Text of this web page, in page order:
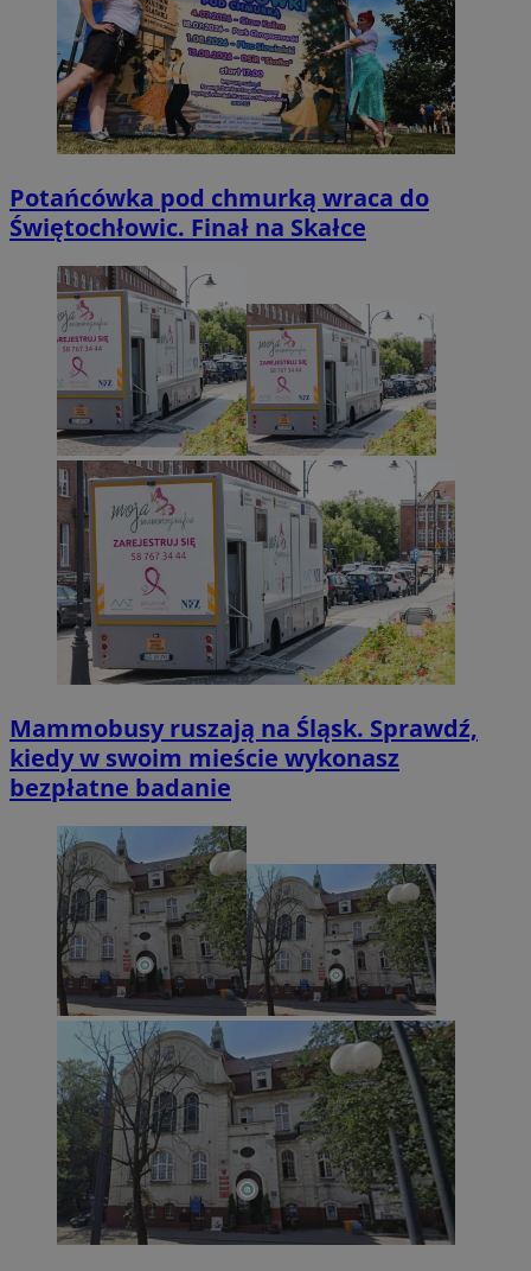
Potańcówka pod chmurką wraca do
Świętochłowic. Finał na Skałce
Mammobusy ruszają na Śląsk. Sprawdź,
kiedy w swoim mieście wykonasz
bezpłatne badanie